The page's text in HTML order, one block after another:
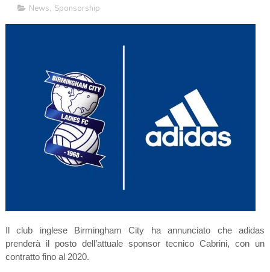
News, Sponsorship
Il club inglese Birmingham City ha annunciato che adidas
prenderà il posto dell’attuale sponsor tecnico Cabrini, con un
contratto fino al 2020.